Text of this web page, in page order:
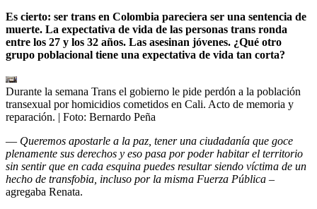
Es cierto: ser trans en Colombia pareciera ser una sentencia de
muerte. La expectativa de vida de las personas trans ronda
entre los 27 y los 32 años. Las asesinan jóvenes. ¿Qué otro
grupo poblacional tiene una expectativa de vida tan corta?
Durante la semana Trans el gobierno le pide perdón a la población
transexual por homicidios cometidos en Cali. Acto de memoria y
reparación. | Foto: Bernardo Peña
— Queremos apostarle a la paz, tener una ciudadanía que goce
plenamente sus derechos y eso pasa por poder habitar el territorio
sin sentir que en cada esquina puedes resultar siendo víctima de un
hecho de transfobia, incluso por la misma Fuerza Pública –
agregaba Renata.